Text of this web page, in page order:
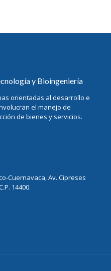
y Bioingeniería
orientadas al desarrollo e
el manejo de
de bienes y servicios.
Cuernavaca, Av. Cipreses
14400.